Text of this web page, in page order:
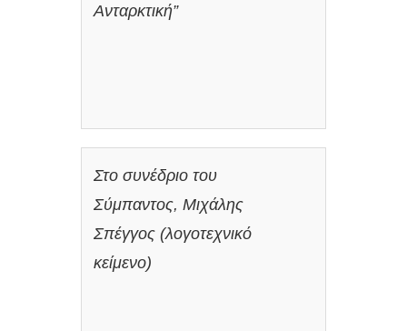
Ανταρκτική”
Στο συνέδριο του
Σύμπαντος, Μιχάλης
Σπέγγος (λογοτεχνικό
κείμενο)